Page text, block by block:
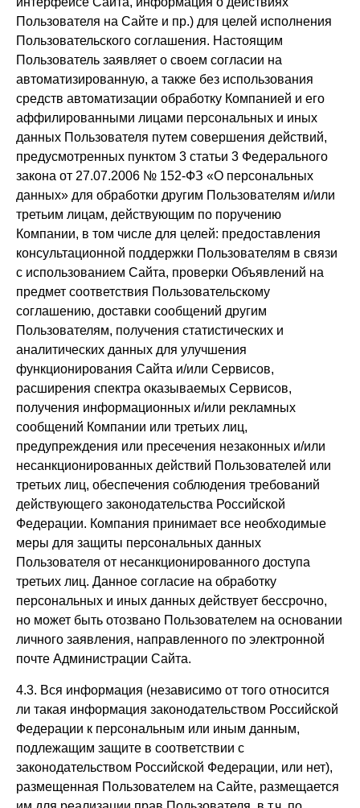
Пользователя на Сайте и пр.) для целей исполнения
Пользовательского соглашения. Настоящим
Пользователь заявляет о своем согласии на
автоматизированную, а также без использования
средств автоматизации обработку Компанией и его
аффилированными лицами персональных и иных
данных Пользователя путем совершения действий,
предусмотренных пунктом 3 статьи 3 Федерального
закона от 27.07.2006 № 152-ФЗ «О персональных
данных» для обработки другим Пользователям и/или
третьим лицам, действующим по поручению
Компании, в том числе для целей: предоставления
консультационной поддержки Пользователям в связи
с использованием Сайта, проверки Объявлений на
предмет соответствия Пользовательскому
соглашению, доставки сообщений другим
Пользователям, получения статистических и
аналитических данных для улучшения
функционирования Сайта и/или Сервисов,
расширения спектра оказываемых Сервисов,
получения информационных и/или рекламных
сообщений Компании или третьих лиц,
предупреждения или пресечения незаконных и/или
несанкционированных действий Пользователей или
третьих лиц, обеспечения соблюдения требований
действующего законодательства Российской
Федерации. Компания принимает все необходимые
меры для защиты персональных данных
Пользователя от несанкционированного доступа
третьих лиц. Данное согласие на обработку
персональных и иных данных действует бессрочно,
но может быть отозвано Пользователем на основании
личного заявления, направленного по электронной
почте Администрации Сайта.
4.3. Вся информация (независимо от того относится
ли такая информация законодательством Российской
Федерации к персональным или иным данным,
подлежащим защите в соответствии с
законодательством Российской Федерации, или нет),
размещенная Пользователем на Сайте, размещается